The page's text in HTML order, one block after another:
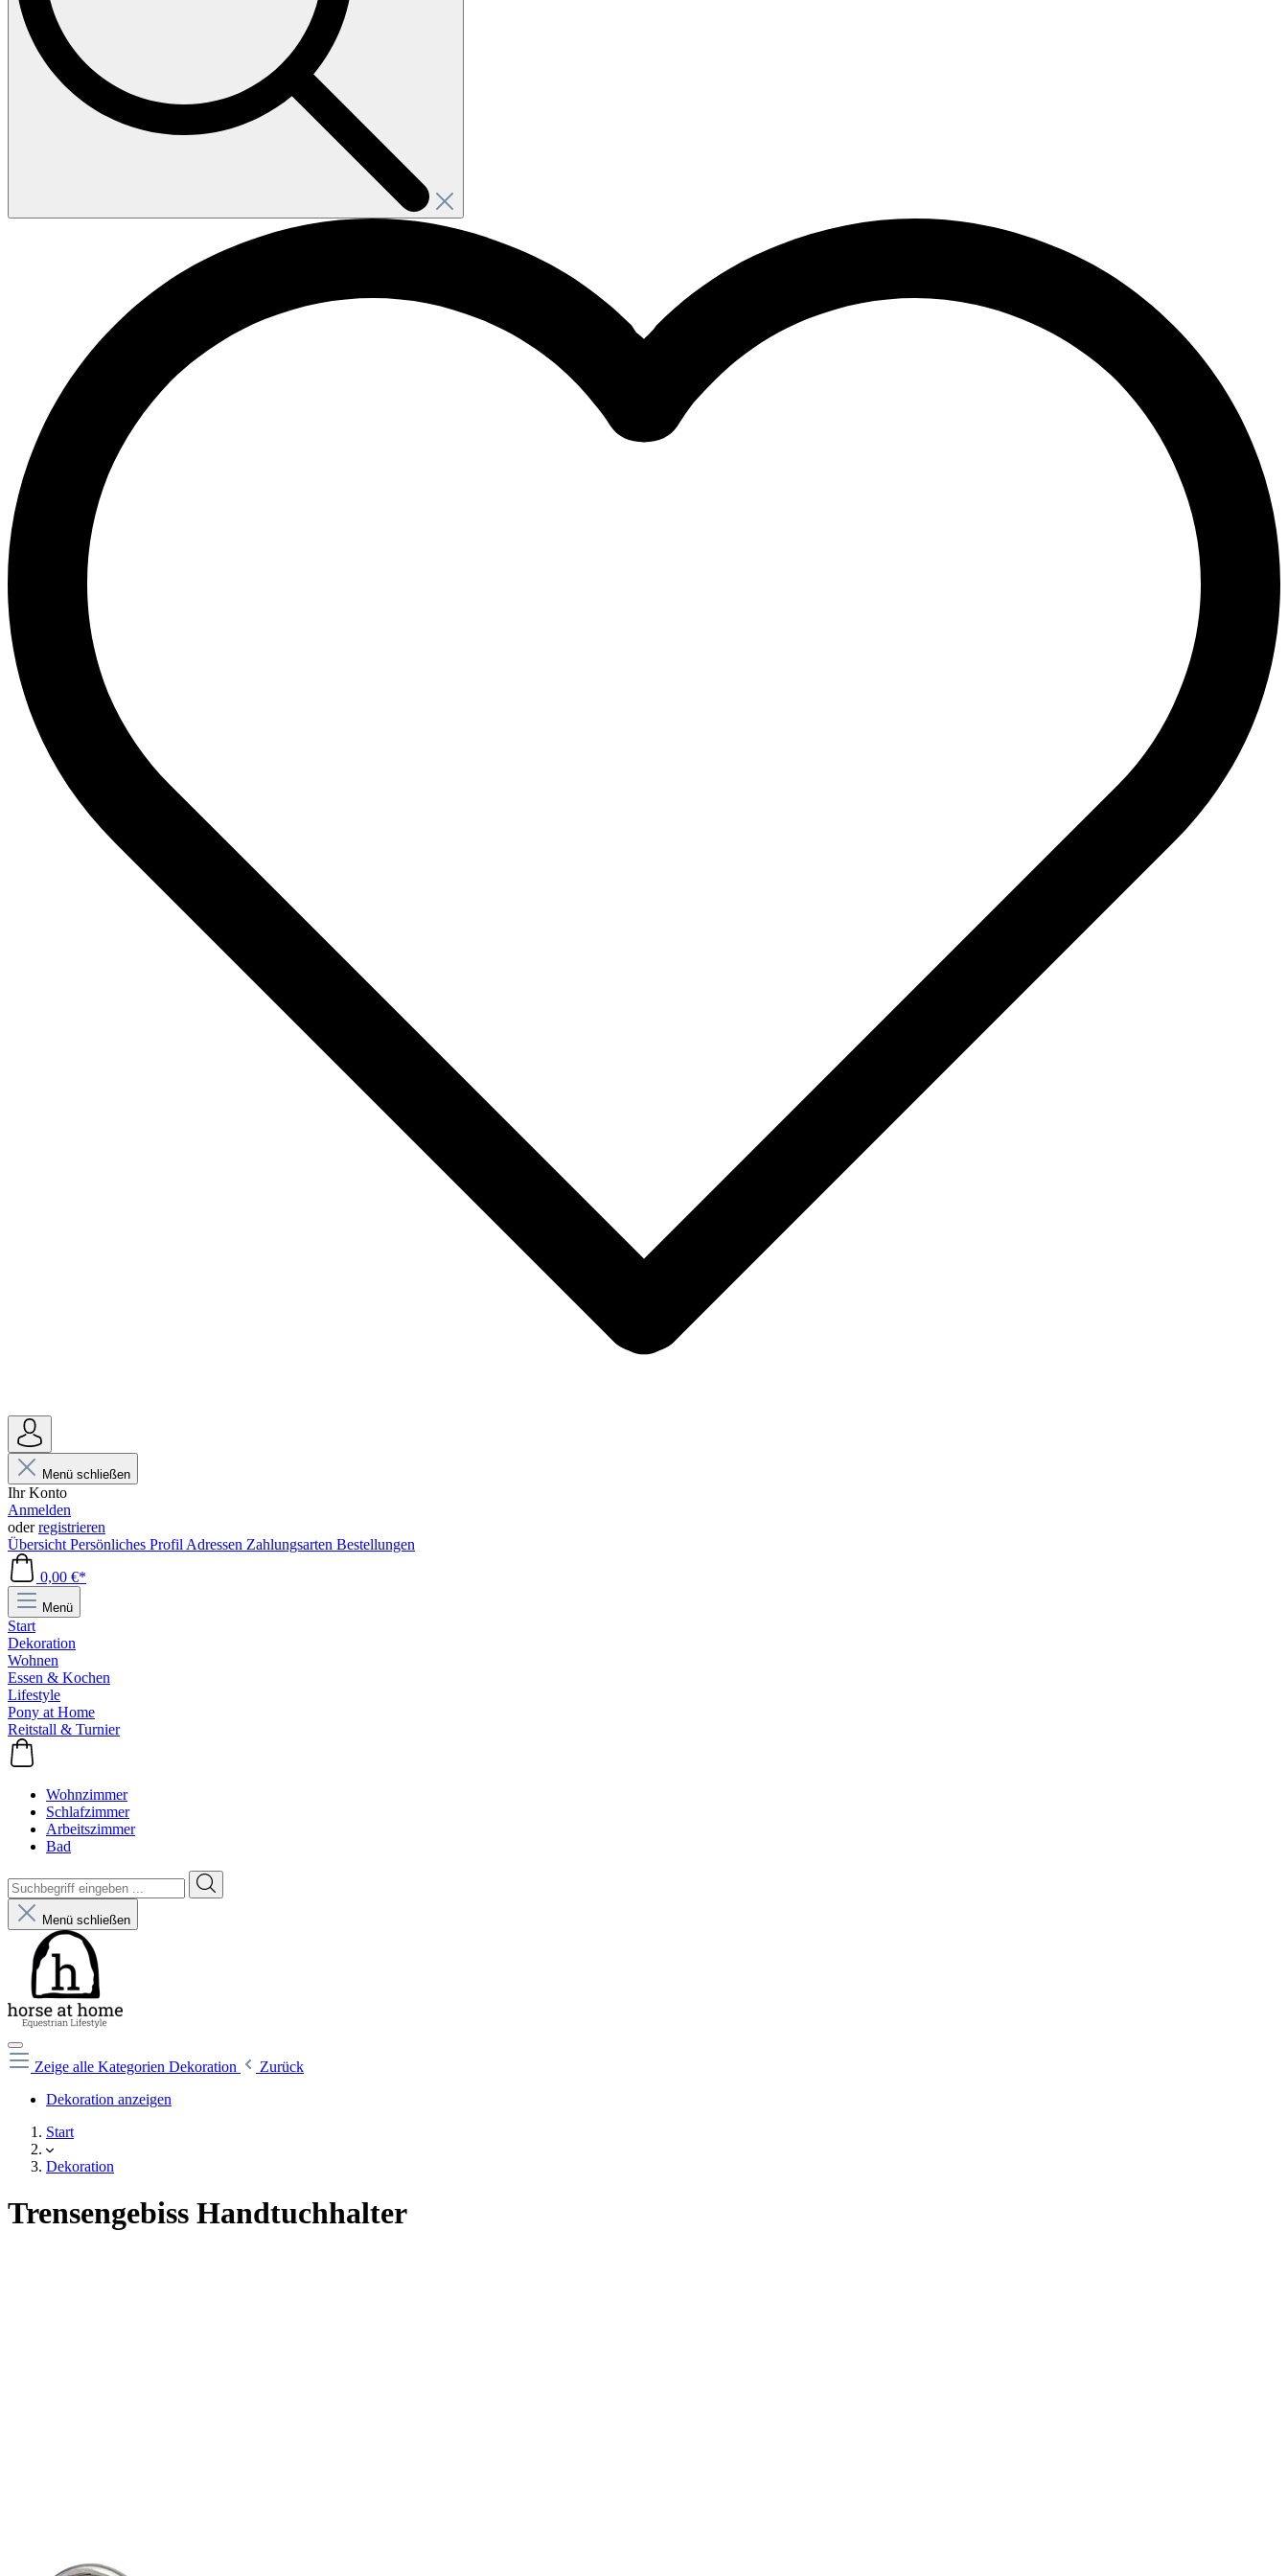
Menü schließen
Ihr Konto
Anmelden
oderregistrieren
Übersicht Persönliches Profil Adressen Zahlungsarten Bestellungen
0,00 €*
Menü
Start
Dekoration
Wohnen
Essen & Kochen
Lifestyle
Pony at Home
Reitstall & Turnier
Wohnzimmer
Schlafzimmer
Arbeitszimmer
Bad
Menü schließen
Zeige alle Kategorien Dekoration
Zurück
Dekoration anzeigen
Start
Dekoration
Trensengebiss Handtuchhalter